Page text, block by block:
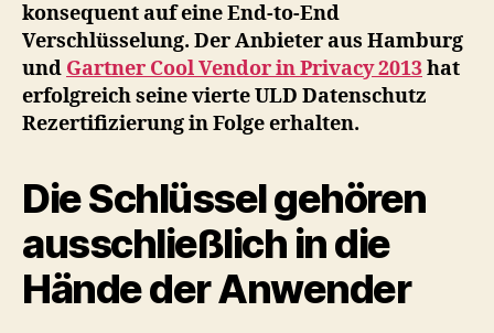
konsequent auf eine End-to-End
Verschlüsselung. Der Anbieter aus Hamburg
und Gartner Cool Vendor in Privacy 2013hat
erfolgreich seine vierte ULD Datenschutz
Rezertifizierung in Folge erhalten.
Die Schlüssel gehören
ausschließlich in die
Hände der Anwender